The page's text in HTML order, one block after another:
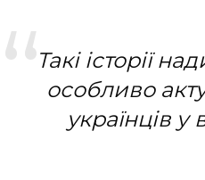
Такі історії
особливо
українців у